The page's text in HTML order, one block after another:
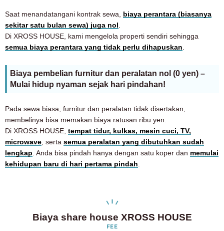
Saat menandatangani kontrak sewa, biaya perantara (biasanya
sekitar satu bulan sewa) juga nol
Di XROSS HOUSE, kami mengelola properti sendiri sehingga
semua biaya perantara yang tidak perlu dihapuskan
Biaya pembelian furnitur dan peralatan nol (0 yen) –
Mulai hidup nyaman sejak hari pindahan!
Pada sewa biasa, furnitur dan peralatan tidak disertakan,
membelinya bisa memakan biaya ratusan ribu yen.
Di XROSS HOUSE, tempat tidur, kulkas, mesin cuci, TV,
microwave , serta semua peralatan yang dibutuhkan sudah
lengkap . Anda bisa pindah hanya dengan satu koper dan memulai
kehidupan baru di hari pertama pindah
Biaya share house XROSS HOUSE
FEE